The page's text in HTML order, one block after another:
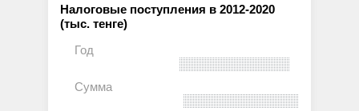
Налоговые поступления в 2012-2020
(тыс. тенге)